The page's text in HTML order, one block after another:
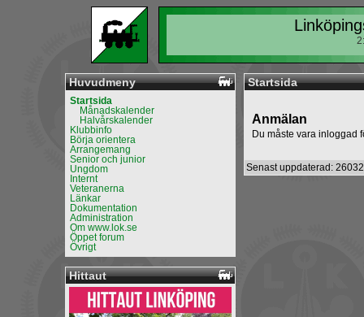
Huvudmeny
Startsida
Månadskalender
Halvårskalender
Klubbinfo
Börja orientera
Arrangemang
Senior och junior
Ungdom
Internt
Veteranerna
Länkar
Dokumentation
Administration
Om www.lok.se
Öppet forum
Övrigt
Hittaut
Startsida
Anmälan
Du måste vara inloggad
Senast uppdaterad: